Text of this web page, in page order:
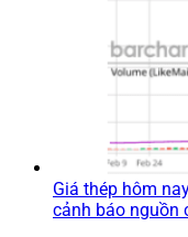
Giá thép hôm
cảnh báo nguồn